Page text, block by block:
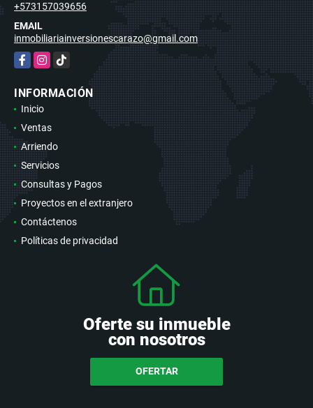
+573157039656
EMAIL
inmobiliariainversionescarazo@gmail.com
FacebookInstagram
TikTok
INFORMACIÓN
Inicio
Ventas
Arriendo
Servicios
Consultas y Pagos
Proyectos en el extranjero
Contáctenos
Políticas de privacidad
Oferte su inmueble
con nosotros
OFERTAR